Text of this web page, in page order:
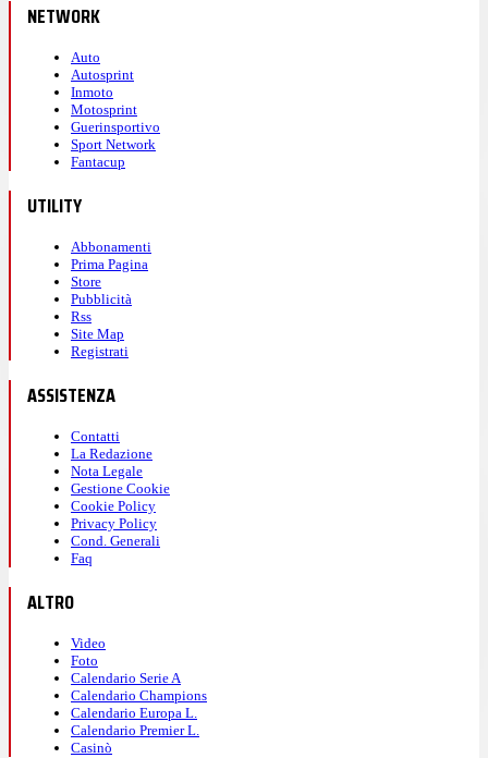
NETWORK
Auto
Autosprint
Inmoto
Motosprint
Guerinsportivo
Sport Network
Fantacup
UTILITY
Abbonamenti
Prima Pagina
Store
Pubblicità
Rss
Site Map
Registrati
ASSISTENZA
Contatti
La Redazione
Nota Legale
Gestione Cookie
Cookie Policy
Privacy Policy
Cond. Generali
Faq
ALTRO
Video
Foto
Calendario Serie A
Calendario Champions
Calendario Europa L.
Calendario Premier L.
Casinò